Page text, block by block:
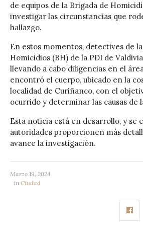
de equipos de la Brigada de
investigar las circunstancias que
hallazgo.
En estos momentos, detectives de
Homicidios (BH) de la PDI de
llevando a cabo diligencias en el
encontró el cuerpo, ubicado en la
localidad de Curiñanco, con el
ocurrido y determinar las causas de
Esta noticia está en desarrollo, y se
autoridades proporcionen más
avance la investigación.
Marzo 19, 2024
in Ciudad